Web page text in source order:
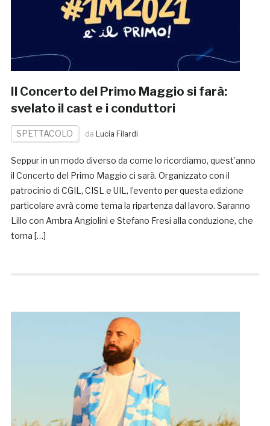
Il Concerto del Primo Maggio si farà:
svelato il cast e i conduttori
SPETTACOLO da Lucia Filardi
Seppur in un modo diverso da come lo ricordiamo, quest’anno
il Concerto del Primo Maggio ci sarà. Organizzato con il
patrocinio di CGIL, CISL e UIL, l’evento per questa edizione
particolare avrà come tema la ripartenza dal lavoro. Saranno
Lillo con Ambra Angiolini e Stefano Fresi alla conduzione, che
torna […]